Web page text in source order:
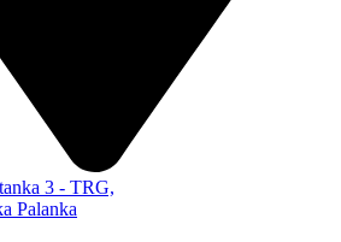
KOMPJUTERSKI
PRODUŽNI
KABLOVSKI
CIGARETE
UMBRELA
3 - TRG,
Palanka